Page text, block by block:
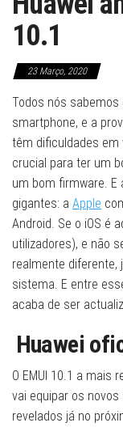
10.1
23 Março, 2020
Todos nós sabemos
smartphone, e a
têm dificuldades em
crucial para ter um
um bom firmware.
gigantes: a Apple
Android. Se o iOS é
utilizadores), e não
realmente diferente,
sistema. E entre
acaba de ser
Huawei
O EMUI 10.1 a mais
vai equipar os
revelados já no